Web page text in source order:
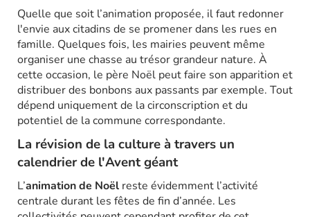
Quelle que soit l’animation proposée, il faut redonner
l'envie aux citadins de se promener dans les rues en
famille. Quelques fois, les mairies peuvent même
organiser une chasse au trésor grandeur nature. À
cette occasion, le père Noël peut faire son apparition et
distribuer des bonbons aux passants par exemple. Tout
dépend uniquement de la circonscription et du
potentiel de la commune correspondante.
La révision de la culture à travers un
calendrier de l'Avent géant
L’animation de Noël reste évidemment l’activité
centrale durant les fêtes de fin d’année. Les